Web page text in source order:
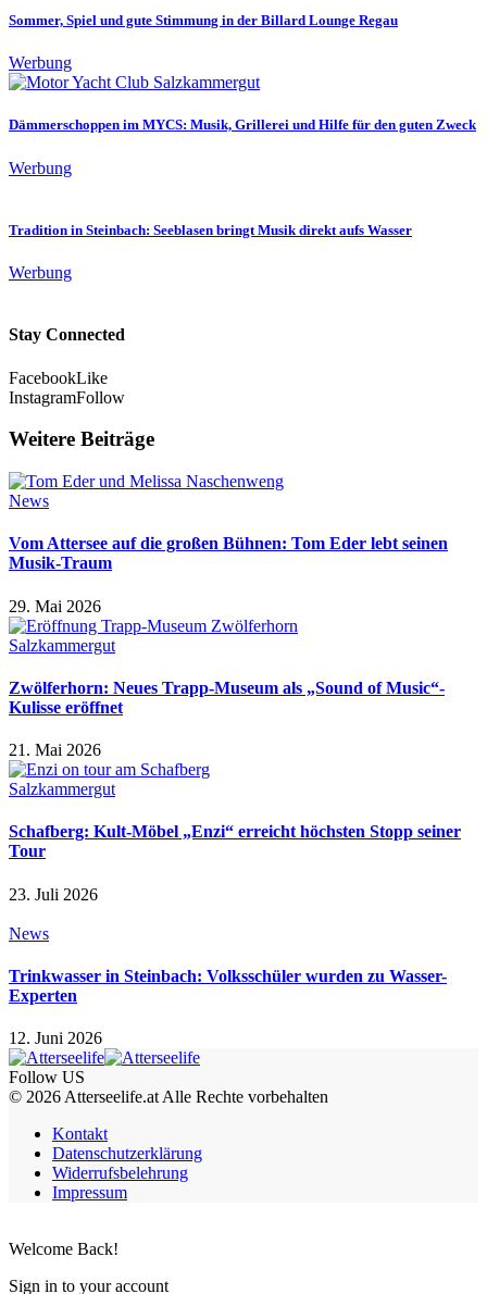
Sommer, Spiel und gute Stimmung in der Billard Lounge Regau
Werbung
Dämmerschoppen im MYCS: Musik, Grillerei und Hilfe für den guten Zweck
Werbung
Tradition in Steinbach: Seeblasen bringt Musik direkt aufs Wasser
Werbung
Stay Connected
FacebookLike
InstagramFollow
Weitere Beiträge
News
Vom Attersee auf die großen Bühnen: Tom Eder lebt seinen
Musik-Traum
29. Mai 2026
Salzkammergut
Zwölferhorn: Neues Trapp-Museum als „Sound of Music“-
Kulisse eröffnet
21. Mai 2026
Salzkammergut
Schafberg: Kult-Möbel „Enzi“ erreicht höchsten Stopp seiner
Tour
23. Juli 2026
News
Trinkwasser in Steinbach: Volksschüler wurden zu Wasser-
Experten
12. Juni 2026
Follow US
© 2026 Atterseelife.at Alle Rechte vorbehalten
Kontakt
Datenschutzerklärung
Widerrufsbelehrung
Impressum
Welcome Back!
Sign in to your account